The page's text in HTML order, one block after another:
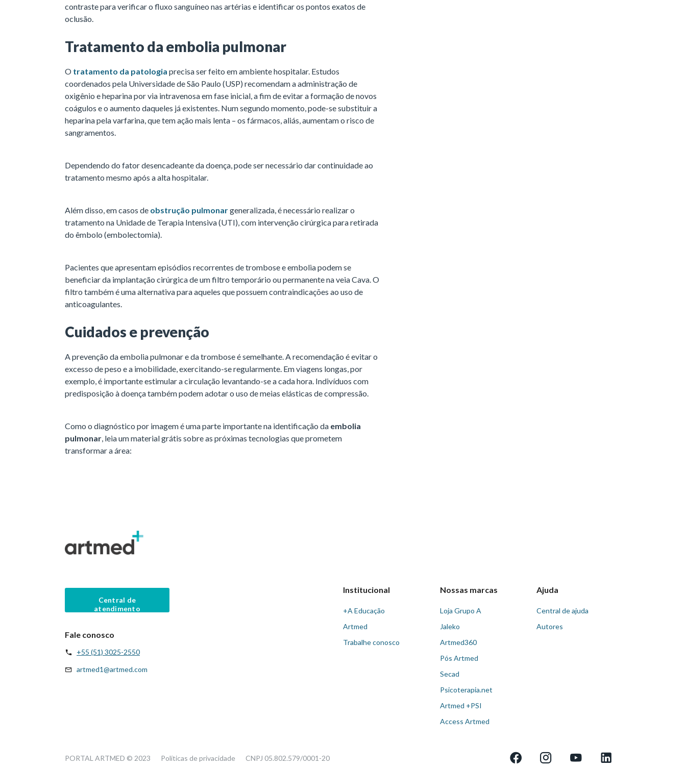
contraste para verificar o fluxo sanguíneo nas artérias e identificar os pontos exatos de
oclusão.
Tratamento da embolia pulmonar
O tratamento da patologia precisa ser feito em ambiente hospitalar. Estudos
coordenados pela Universidade de São Paulo (USP) recomendam a administração de
oxigênio e heparina por via intravenosa em fase inicial, a fim de evitar a formação de novos
coágulos e o aumento daqueles já existentes. Num segundo momento, pode-se substituir a
heparina pela varfarina, que tem ação mais lenta – os fármacos, aliás, aumentam o risco de
sangramentos.
Dependendo do fator desencadeante da doença, pode ser necessário dar continuidade ao
tratamento mesmo após a alta hospitalar.
Além disso, em casos de obstrução pulmonargeneralizada, é necessário realizar o
tratamento na Unidade de Terapia Intensiva (UTI), com intervenção cirúrgica para retirada
do êmbolo (embolectomia).
Pacientes que apresentam episódios recorrentes de trombose e embolia podem se
beneficiar da implantação cirúrgica de um filtro temporário ou permanente na veia Cava. O
filtro também é uma alternativa para aqueles que possuem contraindicações ao uso de
anticoagulantes.
Cuidados e prevenção
A prevenção da embolia pulmonar e da trombose é semelhante. A recomendação é evitar o
excesso de peso e a imobilidade, exercitando-se regularmente. Em viagens longas, por
exemplo, é importante estimular a circulação levantando-se a cada hora. Indivíduos com
predisposição à doença também podem adotar o uso de meias elásticas de compressão.
Como o diagnóstico por imagem é uma parte importante na identificação da embolia
pulmonar, leia um material grátis sobre as próximas tecnologias que prometem
transformar a área:
Central de
atendimento
Fale conosco
+55 (51) 3025-2550
artmed1@artmed.com
Institucional
+A Educação
Artmed
Trabalhe conosco
Nossas marcas
Loja Grupo A
Jaleko
Artmed360
Pós Artmed
Secad
Psicoterapia.net
Artmed +PSI
Access Artmed
Ajuda
Central de ajuda
Autores
PORTAL ARTMED © 2023 Políticas de privacidade CNPJ 05.802.579/0001-20